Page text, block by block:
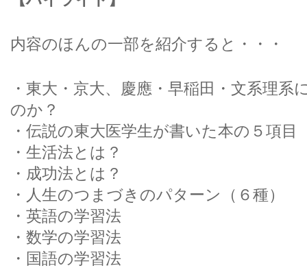
内容のほんの一部を紹介すると・・・
・東大・京大、慶應・早稲田・文系理
のか？
・伝説の東大医学生が書いた本の５項目
・生活法とは？
・成功法とは？
・人生のつまづきのパターン（６種）
・英語の学習法
・数学の学習法
・国語の学習法